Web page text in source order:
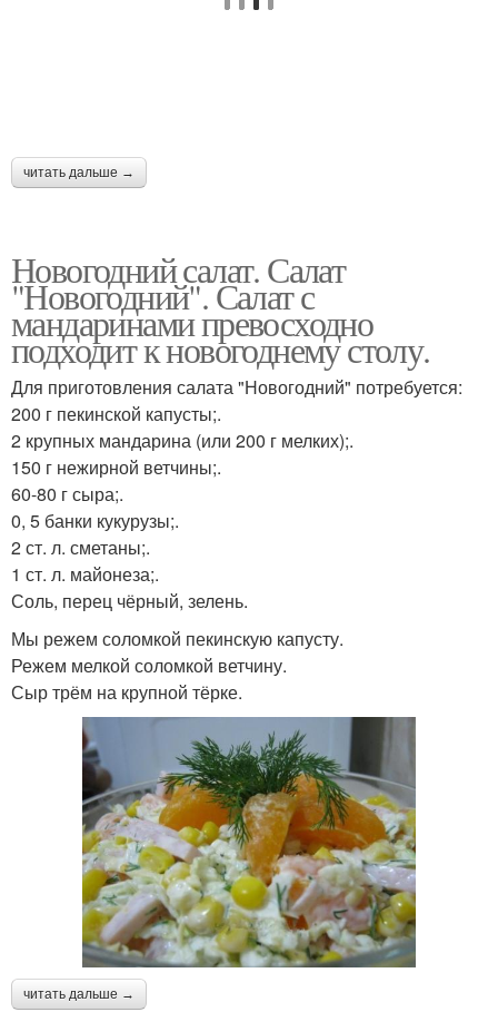
читать дальше →
Новогодний салат. Салат
"Новогодний". Салат с
мандаринами превосходно
подходит к новогоднему столу.
Для приготовления салата "Новогодний" потребуется:
200 г пекинской капусты;.
2 крупных мандарина (или 200 г мелких);.
150 г нежирной ветчины;.
60-80 г сыра;.
0, 5 банки кукурузы;.
2 ст. л. сметаны;.
1 ст. л. майонеза;.
Соль, перец чёрный, зелень.
Мы режем соломкой пекинскую капусту.
Режем мелкой соломкой ветчину.
Сыр трём на крупной тёрке.
читать дальше →